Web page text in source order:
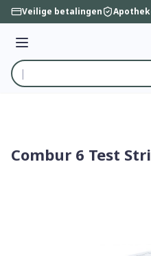
Ga naar de inhoud
Veilige betalingen
Menu
Product, merk, categorie...
Combur 6 Test